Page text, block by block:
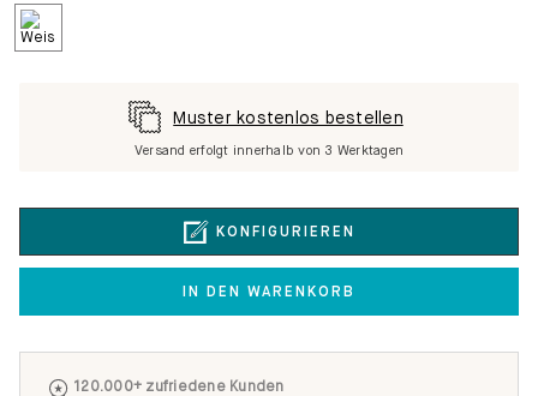
KONFIGURIEREN
IN DEN WARENKORB
Muster kostenlos bestellen
Versand erfolgt innerhalb von 3 Werktagen
120.000+ zufriedene Kunden